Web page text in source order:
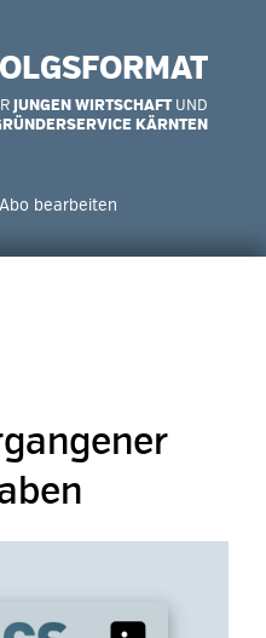
JUNGEN WIRTSCHAFTUND
KÄRNTEN
Abo bearbeiten